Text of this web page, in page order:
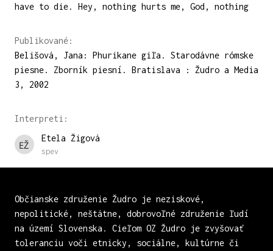
have to die. Hey, nothing hurts me, God, nothing
Publikované:
Belišová, Jana: Phurikane giľa. Starodávne rómske
piesne. Zborník piesní. Bratislava : Žudro a Media
3, 2002
Interpreti:
Etela Žigová
spev
Občianske združenie Žudro je neziskové,
nepolitické, neštátne, dobrovoľné združenie ľudí
na území Slovenska. Cieľom OZ Žudro je zvyšovať
toleranciu voči etnicky, sociálne, kultúrne či